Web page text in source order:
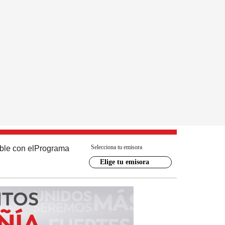
con el Programa Selecciona tu emisora
Elige tu emisora